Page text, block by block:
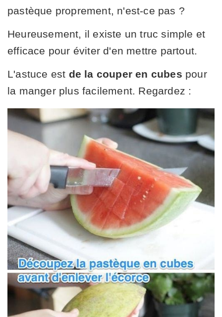
pastèque proprement, n'est-ce pas ?
Heureusement, il existe un truc simple et
efficace pour éviter d'en mettre partout.
L'astuce est de la couper en cubes pour
la manger plus facilement. Regardez :